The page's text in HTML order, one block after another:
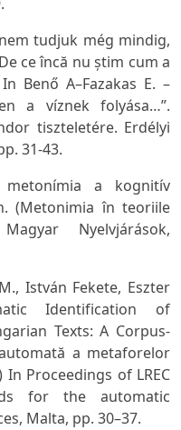
tudjuk még mindig,
ce încă nu știm cum a
Benő A–Fazakas E. –
a víznek folyása…”.
tiszteletére. Erdélyi
31-43.
a kognitív
(Metonimia în teoriile
Magyar Nyelvjárások,
István Fekete, Eszter
Identification of
Texts: A Corpus-
a metaforelor
In Proceedings of LREC
for the automatic
, Malta, pp. 30–37.